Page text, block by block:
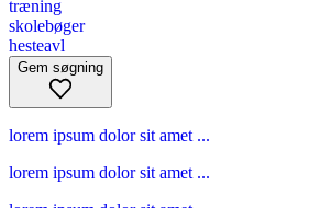
træning
skolebøger
hesteavl
Gem søgning
lorem ipsum dolor sit amet ...
lorem ipsum dolor sit amet ...